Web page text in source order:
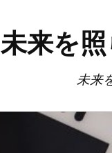
未来を
未来